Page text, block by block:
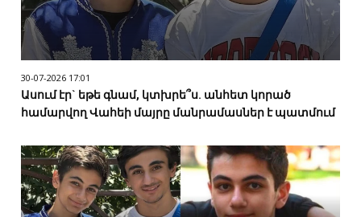
30-07-2026 17:01
Ասում էր` եթե գնամ, կտխրե՞ս. անհետ կորած
համարվող Վահեի մայրը մանրամասներ է պատմում